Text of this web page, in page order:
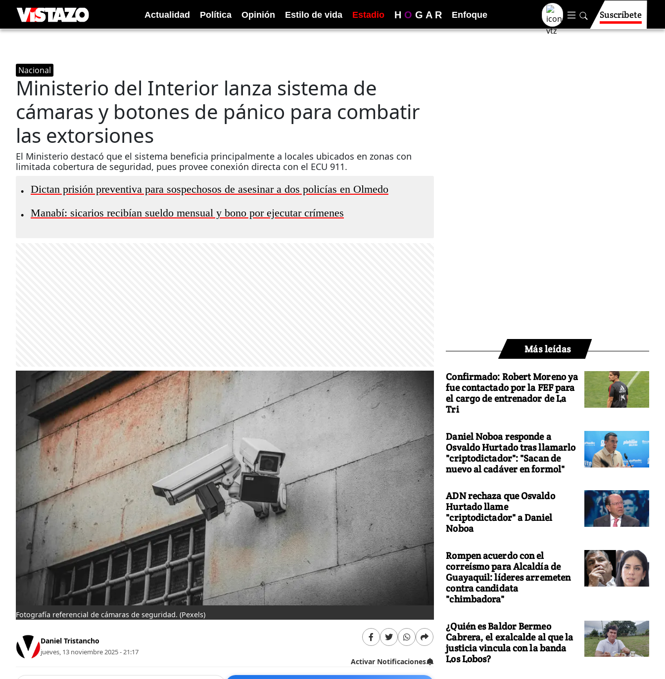
Actualidad Política Opinión Estilo de vida Estadio H O G A R Enfoque Suscríbete
Nacional
Ministerio del Interior lanza sistema de
cámaras y botones de pánico para combatir
las extorsiones
El Ministerio destacó que el sistema beneficia principalmente a locales ubicados en zonas con
limitada cobertura de seguridad, pues provee conexión directa con el ECU 911.
• Dictan prisión preventiva para sospechosos de asesinar a dos policías en Olmedo
• Manabí: sicarios recibían sueldo mensual y bono por ejecutar crímenes
Fotografía referencial de cámaras de seguridad. (Pexels)
Daniel Tristancho
jueves, 13 noviembre 2025 - 21:17
Activar Notificaciones
Más leídas
Confirmado: Robert Moreno ya
fue contactado por la FEF para
el cargo de entrenador de La
Tri
Daniel Noboa responde a
Osvaldo Hurtado tras llamarlo
"criptodictador": "Sacan de
nuevo al cadáver en formol"
ADN rechaza que Osvaldo
Hurtado llame
"criptodictador" a Daniel
Noboa
Rompen acuerdo con el
correísmo para Alcaldía de
Guayaquil: líderes arremeten
contra candidata
"chimbadora"
¿Quién es Baldor Bermeo
Cabrera, el exalcalde al que la
justicia vincula con la banda
Los Lobos?